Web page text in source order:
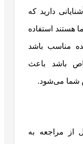
دارید که
هستند استفاده
مناسب باشد
باشد باعث
شما می‌شود.
از مراجعه به